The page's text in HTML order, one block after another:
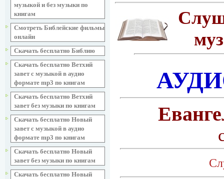
музыкой и без музыки по
книгам
Смотреть Библейские фильмы
онлайн
Скачать бесплатно Библию
Скачать бесплатно Ветхий
завет с музыкой в аудио
формате mp3 по книгам
Скачать бесплатно Ветхий
завет без музыки по книгам
Скачать бесплатно Новый
завет с музыкой в аудио
формате mp3 по книгам
Скачать бесплатно Новый
завет без музыки по книгам
Скачать бесплатно Новый